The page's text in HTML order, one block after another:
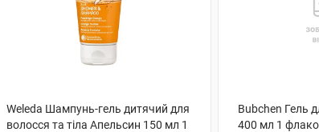
Weleda Шампунь-гель дитячий для
волосся та тіла Апельсин 150 мл 1
Bubchen Гель
400 мл 1